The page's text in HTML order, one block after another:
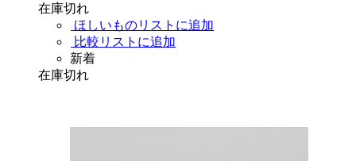
在庫切れ
ほしいものリストに追加
比較リストに追加
新着
在庫切れ